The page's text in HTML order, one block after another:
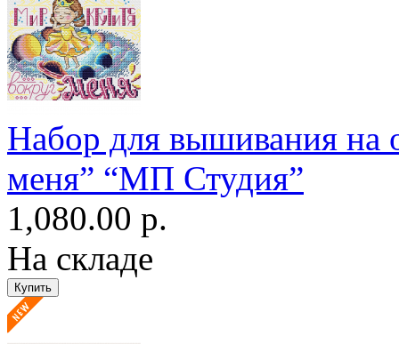
Набор для вышивания на
меня” “МП Студия”
1,080.00 р.
На складе